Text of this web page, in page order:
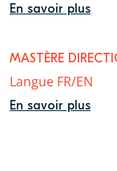
En savoir plus
MASTÈRE
Langue FR/EN
En savoir plus